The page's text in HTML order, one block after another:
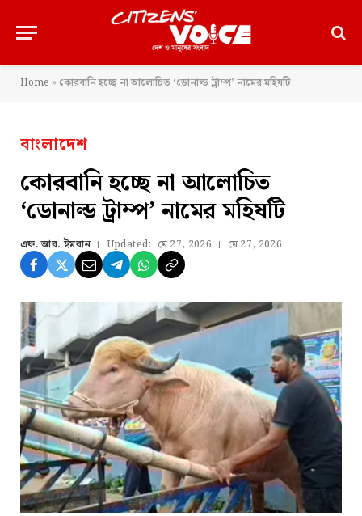
Home » কোরবানি হচ্ছে না আলোচিত ‘ডোনাল্ড ট্রাম্প’ নামের মহিষটি
বাংলাদেশ
কোরবানি হচ্ছে না আলোচিত
‘ডোনাল্ড ট্রাম্প’ নামের মহিষটি
এফ. আর. ইমরান Updated: মে 27, 2026 মে 27, 2026